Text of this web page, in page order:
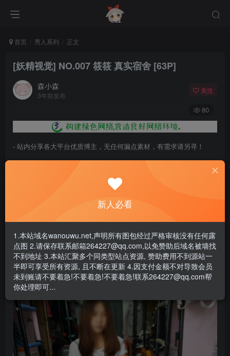
首页 秀人系列 正文
[妖精视觉] NO.007 筱筱 真实宿舍 [63P]
森小森
3年前发布
关注
80
- 站内分享各大平台优质博主，无任何漏点素材，有需求请另寻！
- 百度网盘提示提取码错误，请更换浏览器重试，这是百度网盘版本问
- 遇见解压密码不对、无法解压，请查看
- 资源失效/充值未到账/账号解禁...等问题请《提交工单》
新人必看
1.本站域名wanouwu.net,声明所有图包经过严格审核没有任何露
点图 2.请保存联系邮箱264227@qq.com,以免赞助后域名被墙找
不到地址 3.本站汇聚多个同类型站点资源, 赞助费用不到源站一
半即可享受所有资源, 且不断在更新 4.因支付金额不对导致会员
未到账请不要着急!不要着急!不要着急!联系264227@qq.com帮
你处理即可...